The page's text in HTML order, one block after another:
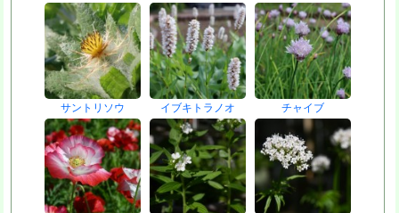
サントリソウ イブキトラノオ チャイブ